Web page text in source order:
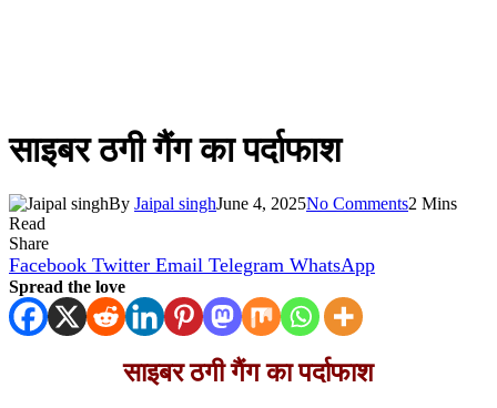
साइबर ठगी गैंग का पर्दाफाश
By Jaipal singhJune 4, 2025No Comments2 Mins
Read
Share
Facebook Twitter Email Telegram WhatsApp
Spread the love
साइबर ठगी गैंग का पर्दाफाश